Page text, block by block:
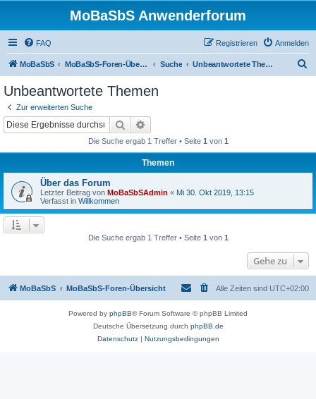
MoBaSbS Anwenderforum
FAQ Anmelden
Registrieren
MoBaSbS MoBaSbS-Foren-Übersicht Suche Unbeantwortete Themen
Unbeantwortete Themen
Zur erweiterten Suche
Suche
Die Suche ergab 1 Treffer • Seite 1 von 1
Themen
Über das Forum
Letzter Beitrag von MoBaSbSAdmin « Mi 30. Okt 2019, 13:15
Verfasst in Willkommen
Die Suche ergab 1 Treffer • Seite 1 von 1
Gehe zu
MoBaSbS MoBaSbS-Foren-Übersicht Alle Zeiten sind UTC+02:00
Powered by phpBB® Forum Software © phpBB Limited
Deutsche Übersetzung durch phpBB.de
Datenschutz| Nutzungsbedingungen